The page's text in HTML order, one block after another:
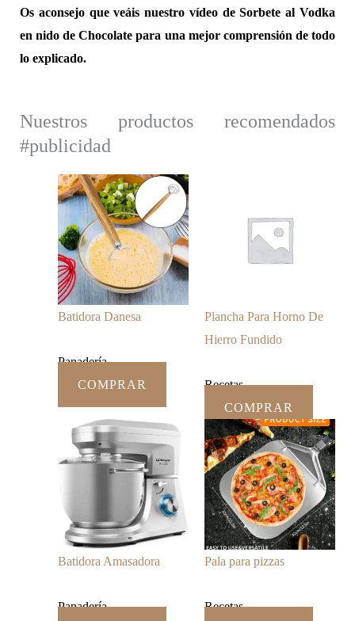
Os aconsejo que veáis nuestro vídeo de Sorbete al Vodka
en nido de Chocolate para una mejor comprensión de todo
lo explicado.
Nuestros productos recomendados
#publicidad
Batidora Danesa
Panadería
COMPRAR
Plancha Para Horno De
Hierro Fundido
Recetas
COMPRAR
Batidora Amasadora
Panadería
Pala para pizzas
Recetas